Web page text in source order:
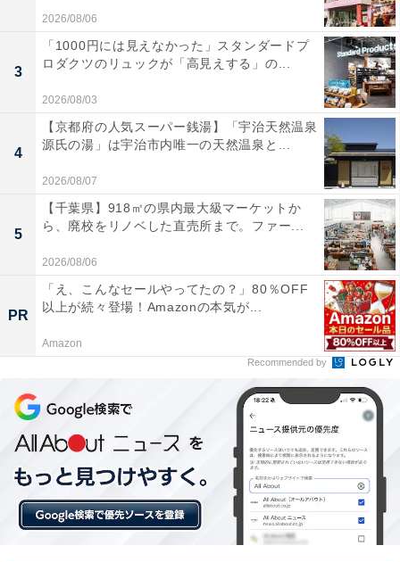
2026/08/06
3
「1000円には見えなかった」スタンダードプ
ロダクツのリュックが「高見えする」の...
2026/08/03
4
【京都府の人気スーパー銭湯】「宇治天然温泉
源氏の湯」は宇治市内唯一の天然温泉と...
2026/08/07
5
【千葉県】918㎡の県内最大級マーケットか
ら、廃校をリノベした直売所まで。ファー...
2026/08/06
PR
「え、こんなセールやってたの？」80％OFF
以上が続々登場！Amazonの本気が...
Amazon
Recommended by